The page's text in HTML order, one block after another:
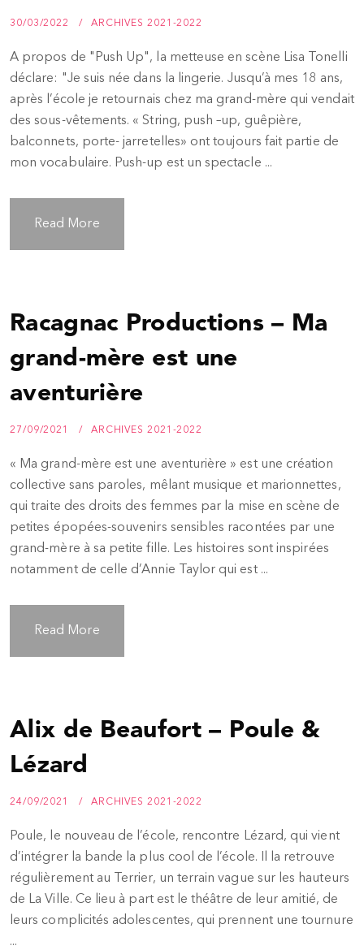
30/03/2022 ARCHIVES 2021-2022
A propos de "Push Up", la metteuse en scène Lisa Tonelli
déclare: "Je suis née dans la lingerie. Jusqu’à mes 18 ans,
après l’école je retournais chez ma grand-mère qui vendait
des sous-vêtements. « String, push –up, guêpière,
balconnets, porte- jarretelles» ont toujours fait partie de
mon vocabulaire. Push-up est un spectacle ...
Read More
Racagnac Productions – Ma
grand-mère est une
aventurière
27/09/2021 ARCHIVES 2021-2022
« Ma grand-mère est une aventurière » est une création
collective sans paroles, mêlant musique et marionnettes,
qui traite des droits des femmes par la mise en scène de
petites épopées-souvenirs sensibles racontées par une
grand-mère à sa petite fille. Les histoires sont inspirées
notamment de celle d’Annie Taylor qui est ...
Read More
Alix de Beaufort – Poule &
Lézard
24/09/2021 ARCHIVES 2021-2022
Poule, le nouveau de l’école, rencontre Lézard, qui vient
d’intégrer la bande la plus cool de l’école. Il la retrouve
régulièrement au Terrier, un terrain vague sur les hauteurs
de La Ville. Ce lieu à part est le théâtre de leur amitié, de
leurs complicités adolescentes, qui prennent une tournure
...